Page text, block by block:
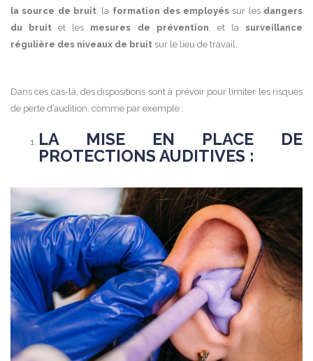
la source de bruit, la formation des employés sur les dangers
du bruit et les mesures de prévention , et lasurveillance
régulière des niveaux de bruit sur le lieu de travail.
Dans ces cas-là, des dispositions sont à prévoir pour limiter les risques
de perte d’audition, comme par exemple :
LA MISE EN PLACE DE
PROTECTIONS AUDITIVES :